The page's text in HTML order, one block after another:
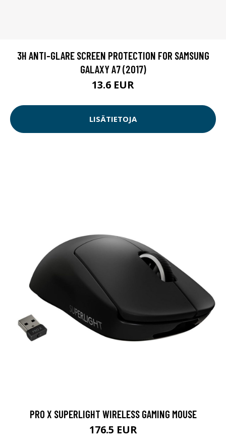
3H ANTI-GLARE SCREEN PROTECTION FOR SAMSUNG
GALAXY A7 (2017)
13.6 EUR
LISÄTIETOJA
PRO X SUPERLIGHT WIRELESS GAMING MOUSE
176.5 EUR